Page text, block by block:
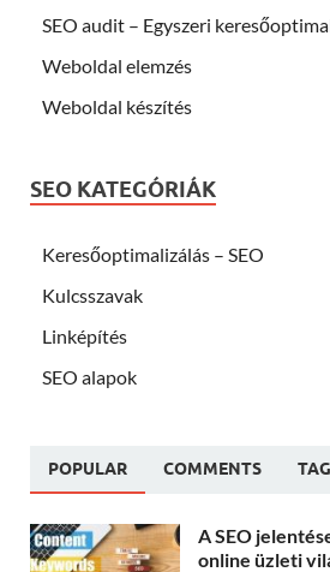
SEO audit – Egyszeri
Weboldal elemzés
Weboldal készítés
SEO KATEGÓRIÁK
Keresőoptimalizálás – SEO
Kulcsszavak
Linképítés
SEO alapok
POPULAR COMMENTS
A SEO
online üzleti